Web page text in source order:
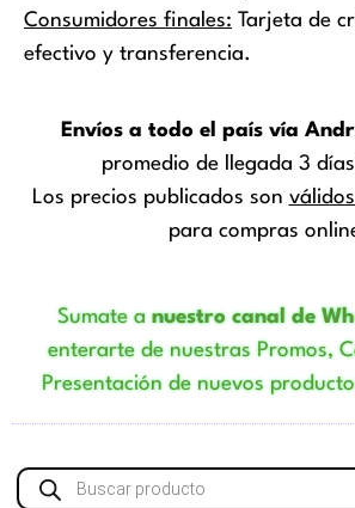
Consumidores finales: Tarjeta de
efectivo y transferencia.
Envíos a todo el país vía
promedio de llegada 3
Los precios publicados son
para compras
Sumate anuestro canal de
enterarte de nuestras Promos,
Presentación de nuevos
Búsqueda
de